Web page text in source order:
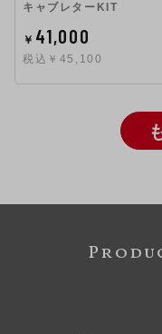
キャブレターKIT
￥ 41,000
税込￥45,100